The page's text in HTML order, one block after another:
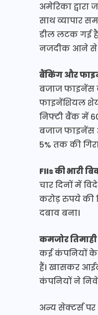
अमेरिका
साथ व्यापार
डील लटक गई
नजदीक आने से
बैंकिंग और
बजाज फाइनेंस
फाइनेंशियल
निफ्टी बैंक में
बजाज फाइनेंस
5% तक की
FIIs की भारी
चार दिनों में
करोड़ रुपये की
दबाव बना।
कमजोर
कई कंपनियों के
हैं। खासकर
कंपनियों ने
अन्य सेक्टर्स